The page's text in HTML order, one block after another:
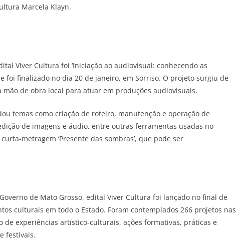
Marcela Klayn.
Viver Cultura foi ‘Iniciação ao audiovisual: conhecendo as
foi finalizado no dia 20 de janeiro, em Sorriso. O projeto surgiu de
de obra local para atuar em produções audiovisuais.
temas como criação de roteiro, manutenção e operação de
de imagens e áudio, entre outras ferramentas usadas no
metragem ‘Presente das sombras’, que pode ser
de Mato Grosso, edital Viver Cultura foi lançado no final de
culturais em todo o Estado. Foram contemplados 266 projetos nas
de experiências artístico-culturais, ações formativas, práticas e
festivais.